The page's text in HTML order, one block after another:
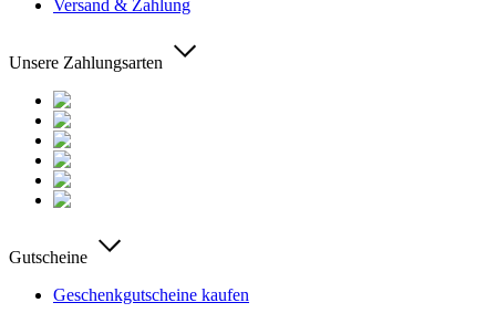
Versand & Zahlung
Unsere Zahlungsarten
Gutscheine
Geschenkgutscheine kaufen